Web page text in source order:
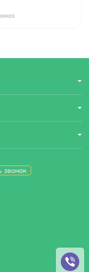
звонок